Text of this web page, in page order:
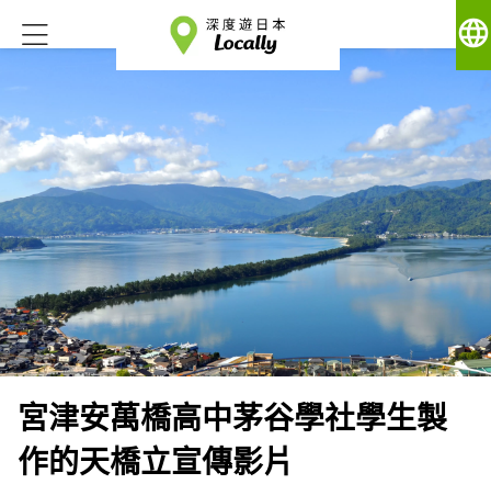
language
宮津安萬橋高中茅谷學社學生製
作的天橋立宣傳影片